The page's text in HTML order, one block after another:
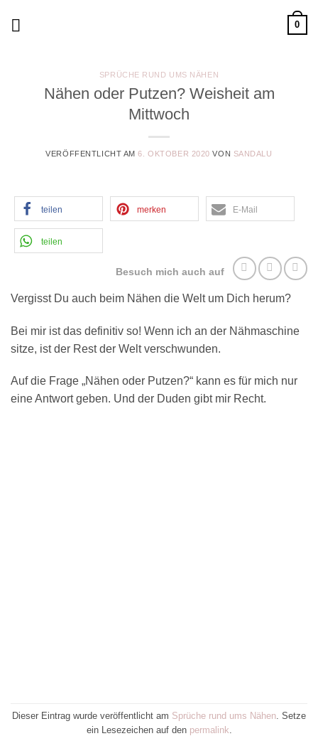
0
SPRÜCHE RUND UMS NÄHEN
Nähen oder Putzen? Weisheit am
Mittwoch
VERÖFFENTLICHT AM6. OKTOBER 2020 VON SANDALU
teilen merken E-Mail
teilen
Besuch mich auch auf
Vergisst Du auch beim Nähen die Welt um Dich herum?
Bei mir ist das definitiv so! Wenn ich an der Nähmaschine
sitze, ist der Rest der Welt verschwunden.
Auf die Frage „Nähen oder Putzen?“ kann es für mich nur
eine Antwort geben. Und der Duden gibt mir Recht.
Dieser Eintrag wurde veröffentlicht am Sprüche rund ums Nähen . Setze
ein Lesezeichen auf den permalink